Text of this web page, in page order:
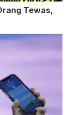
Tewas,